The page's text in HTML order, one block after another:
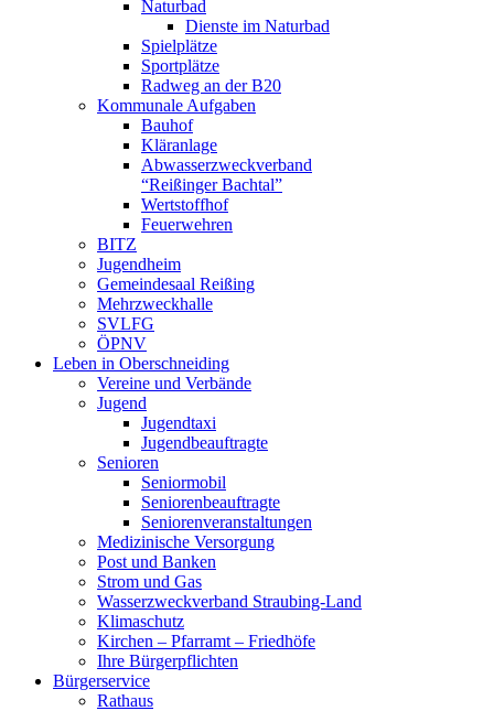
Naturbad
Dienste im Naturbad
Spielplätze
Sportplätze
Radweg an der B20
Kommunale Aufgaben
Bauhof
Kläranlage
Abwasserzweckverband
“Reißinger Bachtal”
Wertstoffhof
Feuerwehren
BITZ
Jugendheim
Gemeindesaal Reißing
Mehrzweckhalle
SVLFG
ÖPNV
Leben in Oberschneiding
Vereine und Verbände
Jugend
Jugendtaxi
Jugendbeauftragte
Senioren
Seniormobil
Seniorenbeauftragte
Seniorenveranstaltungen
Medizinische Versorgung
Post und Banken
Strom und Gas
Wasserzweckverband Straubing-Land
Klimaschutz
Kirchen – Pfarramt – Friedhöfe
Ihre Bürgerpflichten
Bürgerservice
Rathaus